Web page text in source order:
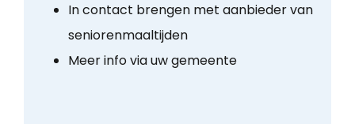
In contact brengen met aanbieder van
seniorenmaaltijden
Meer info via uw gemeente